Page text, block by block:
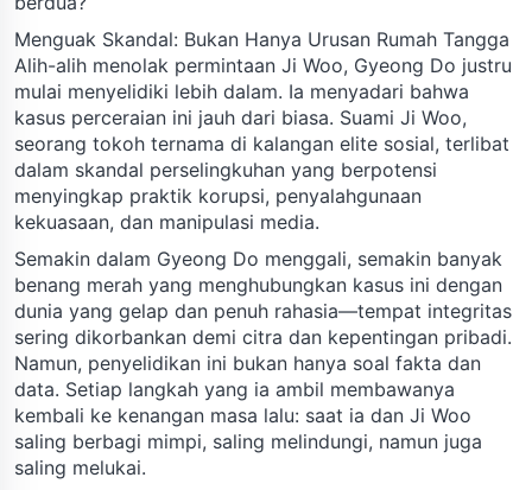
Menguak Skandal: Bukan Hanya Urusan Rumah Tangga
Alih-alih menolak permintaan Ji Woo, Gyeong Do justru
mulai menyelidiki lebih dalam. Ia menyadari bahwa
kasus perceraian ini jauh dari biasa. Suami Ji Woo,
seorang tokoh ternama di kalangan elite sosial, terlibat
dalam skandal perselingkuhan yang berpotensi
menyingkap praktik korupsi, penyalahgunaan
kekuasaan, dan manipulasi media.
Semakin dalam Gyeong Do menggali, semakin banyak
benang merah yang menghubungkan kasus ini dengan
dunia yang gelap dan penuh rahasia—tempat integritas
sering dikorbankan demi citra dan kepentingan pribadi.
Namun, penyelidikan ini bukan hanya soal fakta dan
data. Setiap langkah yang ia ambil membawanya
kembali ke kenangan masa lalu: saat ia dan Ji Woo
saling berbagi mimpi, saling melindungi, namun juga
saling melukai.